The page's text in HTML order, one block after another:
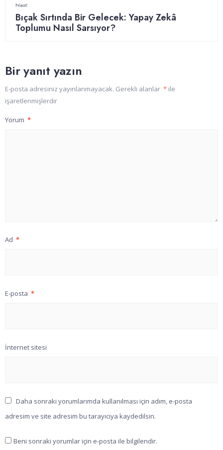
Next:
Bıçak Sırtında Bir Gelecek: Yapay Zekâ
Toplumu Nasıl Sarsıyor?
Bir yanıt yazın
E-posta adresiniz yayınlanmayacak. Gerekli alanlar * ile
işaretlenmişlerdir
Yorum *
Ad *
E-posta *
İnternet sitesi
Daha sonraki yorumlarımda kullanılması için adım, e-posta
adresim ve site adresim bu tarayıcıya kaydedilsin.
Beni sonraki yorumlar için e-posta ile bilgilendir.